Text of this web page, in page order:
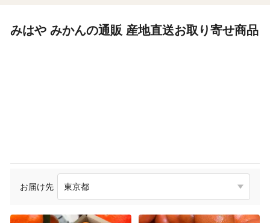
みはや みかんの通販 産地直送お取り寄せ商品
お届け先